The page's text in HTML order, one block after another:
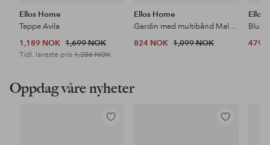
Ellos Home
Teppe Avila
1,189 NOK 1,699 NOK
Tidl. laveste pris 1,206 NOK
Ellos Home
Gardin med multibånd Malva 2-pk i 100% lin
824 NOK 1,099 NOK
Ellos
479
Oppdag våre nyheter
Legg
Legg